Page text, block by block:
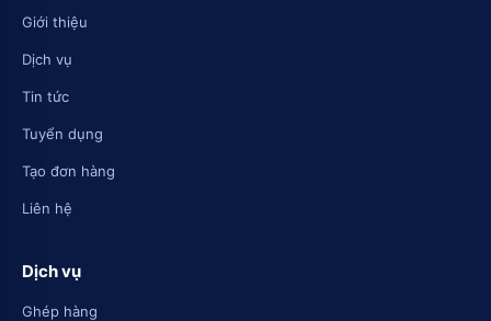
Giới thiệu
Dịch vụ
Tin tức
Tuyển dụng
Tạo đơn hàng
Liên hệ
Dịch vụ
Ghép hàng